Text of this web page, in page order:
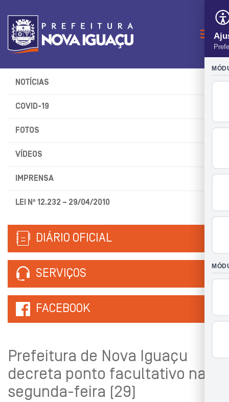
NOTÍCIAS
COVID-19
FOTOS
VÍDEOS
IMPRENSA
LEI Nº 12.232 – 29/04/2010
DIÁRIO OFICIAL
SERVIÇOS
FACEBOOK
Prefeitura de Nova Iguaçu
decreta ponto facultativo na
segunda-feira (29)